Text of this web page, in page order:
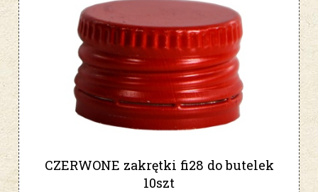
CZERWONE zakrętki fi28 do butelek
10szt